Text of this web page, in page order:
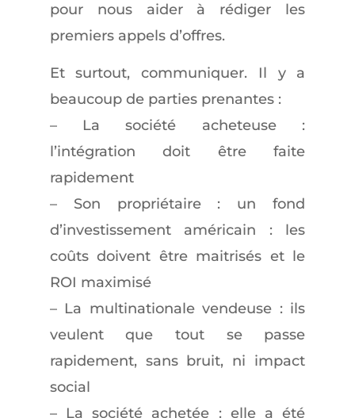
pour nous aider à rédiger les
premiers appels d’offres.
Et surtout, communiquer. Il y a
beaucoup de parties prenantes :
– La société acheteuse :
l’intégration doit être faite
rapidement
– Son propriétaire : un fond
d’investissement américain : les
coûts doivent être maitrisés et le
ROI maximisé
– La multinationale vendeuse : ils
veulent que tout se passe
rapidement, sans bruit, ni impact
social
– La société achetée : elle a été